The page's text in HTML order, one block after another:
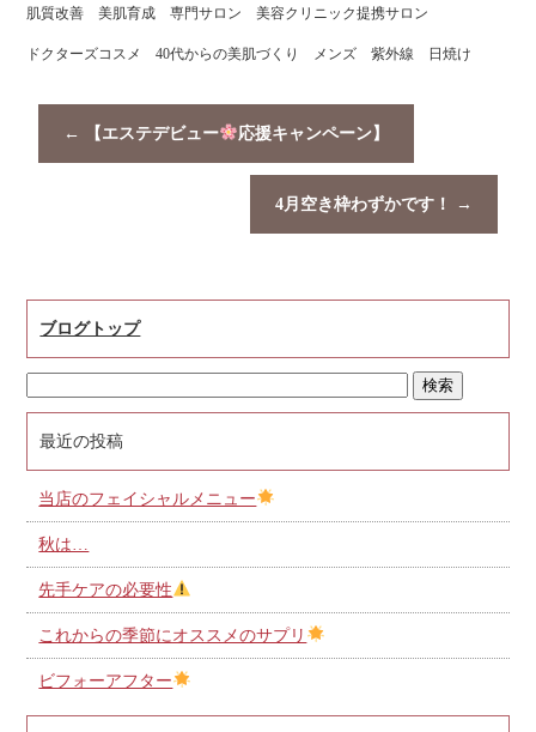
肌質改善 美肌育成 専門サロン 美容クリニック提携サロン
ドクターズコスメ 40代からの美肌づくり メンズ 紫外線 日焼け
← 【エステデビュー 応援キャンペーン】
4月空き枠わずかです！ →
ブログトップ
最近の投稿
当店のフェイシャルメニュー
秋は…
先手ケアの必要性
これからの季節にオススメのサプリ
ビフォーアフター